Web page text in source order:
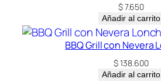
$7.650
Añadir al carrito
BBQ Grill con Nevera
$138.600
Añadir al carrito